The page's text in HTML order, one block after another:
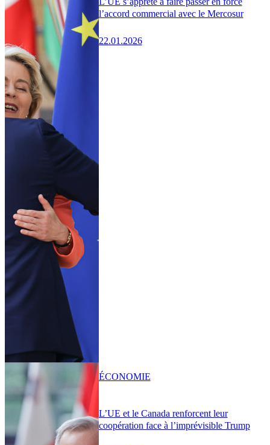
l’accord commercial avec le Mercosur
22.01.2026
L’UE et le Canada renforcent leur
coopération face à l’imprévisible Trump
ÉCONOMIE